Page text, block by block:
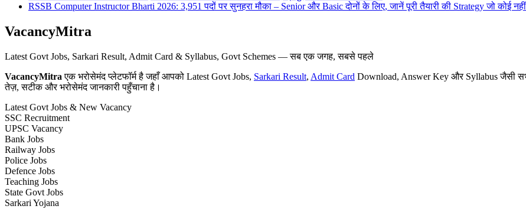
RSSB Computer Instructor Bharti 2026: 3,951 पदों पर सुनहरा मौका – Senior और Basic दोनों के लिए, जानें पूरी तैयारी की Strategy जो कोई नहीं
VacancyMitra
Latest Govt Jobs, Sarkari Result, Admit Card & Syllabus, Govt Schemes — सब एक जगह, सबसे पहले
VacancyMitra एक भरोसेमंद प्लेटफॉर्म है जहाँ आपको Latest Govt Jobs, Sarkari Result, Admit Card Download, Answer Key और Syllabus जैसी
तेज़, सटीक और भरोसेमंद जानकारी पहुँचाना है।
Latest Govt Jobs & New Vacancy
SSC Recruitment
UPSC Vacancy
Bank Jobs
Railway Jobs
Police Jobs
Defence Jobs
Teaching Jobs
State Govt Jobs
Sarkari Yojana